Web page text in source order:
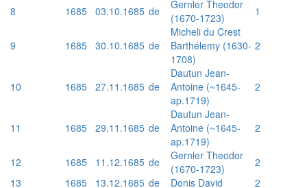
8
1685 03.10.1685 de
Gernler Theodor
(1670-1723)
1
9 1685 30.10.1685 de
Micheli du Crest
Barthélemy (1630-
1708)
2
10 1685 27.11.1685 de
Dautun Jean-
Antoine (~1645-
ap.1719)
2
11 1685 29.11.1685 de
Dautun Jean-
Antoine (~1645-
ap.1719)
2
12 1685 11.12.1685 de
Gernler Theodor
(1670-1723)
2
13
1685 13.12.1685 de Donis David
2